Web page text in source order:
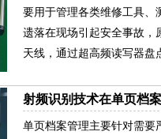
要用于管理各类维修工具、
遗落在现场引起安全事故，
天线，通过超高频读写器盘
射频识别技术在单页档
单页档案管理主要针对需要